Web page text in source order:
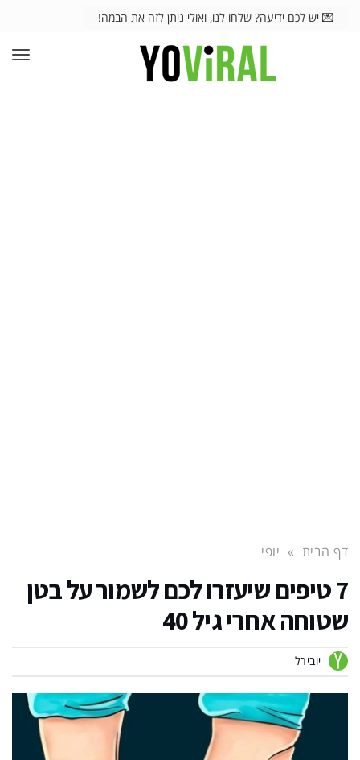
💌 יש לכם ידיעה? שלחו לנו, ואולי ניתן לזה את הבמה!
דף הבית » יופי
7 טיפים שיעזרו לכם לשמור על בטן
שטוחה אחרי גיל 40
יובירל